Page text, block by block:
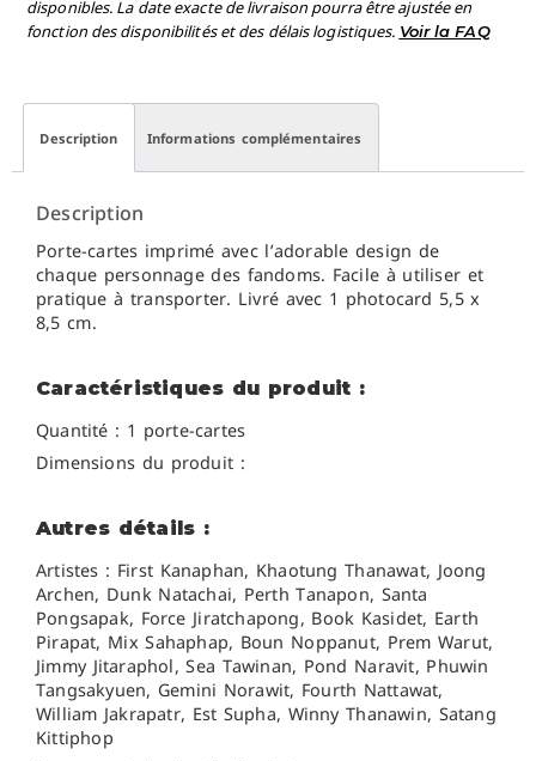
disponibles. La date exacte de livraison pourra être ajustée en
fonction des disponibilités et des délais logistiques. Voir la FAQ
Description Informations complémentaires
Description
Porte-cartes imprimé avec l’adorable design de
chaque personnage des fandoms. Facile à utiliser et
pratique à transporter. Livré avec 1 photocard 5,5 x
8,5 cm.
Caractéristiques du produit :
Quantité : 1 porte-cartes
Dimensions du produit :
Autres détails :
Artistes : First Kanaphan, Khaotung Thanawat, Joong
Archen, Dunk Natachai, Perth Tanapon, Santa
Pongsapak, Force Jiratchapong, Book Kasidet, Earth
Pirapat, Mix Sahaphap, Boun Noppanut, Prem Warut,
Jimmy Jitaraphol, Sea Tawinan, Pond Naravit, Phuwin
Tangsakyuen, Gemini Norawit, Fourth Nattawat,
William Jakrapatr, Est Supha, Winny Thanawin, Satang
Kittiphop